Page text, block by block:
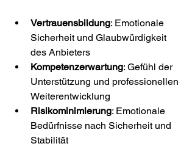
Vertrauensbildung: Emotionale
Sicherheit und Glaubwürdigkeit
des Anbieters
Kompetenzerwartung: Gefühl der
Unterstützung und professionellen
Weiterentwicklung
Risikominimierung: Emotionale
Bedürfnisse nach Sicherheit und
Stabilität